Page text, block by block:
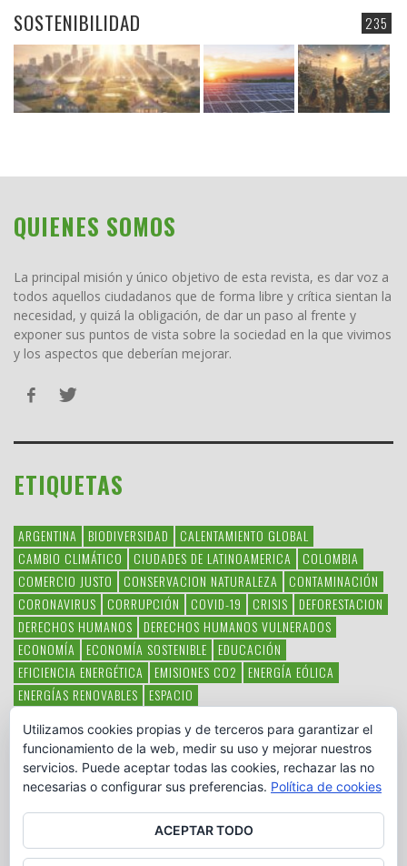
235
SOSTENIBILIDAD
QUIENES SOMOS
La principal misión y único objetivo de esta revista, es dar voz a
todos aquellos ciudadanos que de forma libre y crítica sientan la
necesidad, y quizá la obligación, de dar un paso al frente y
exponer sus puntos de vista sobre la sociedad en la que vivimos
y los aspectos que deberían mejorar.
ETIQUETAS
ARGENTINA BIODIVERSIDAD
CALENTAMIENTO GLOBAL
CAMBIO CLIMÁTICO
CIUDADES DE LATINOAMERICA
COLOMBIA
COMERCIO JUSTO
CONSERVACION NATURALEZA
CONTAMINACIÓN
CORONAVIRUS
CORRUPCIÓN COVID-19 CRISIS
DEFORESTACION
DERECHOS HUMANOS
DERECHOS HUMANOS VULNERADOS
ECONOMÍA
ECONOMÍA SOSTENIBLE
EDUCACIÓN
EFICIENCIA ENERGÉTICA
EMISIONES CO2
ENERGÍA EÓLICA
ENERGÍAS RENOVABLES
ESPACIO
HAMBRE LATINOAMÉRICA MEDIO AMBIENTE
MÉXICO
OBJETIVOS DEL MILENIO
ONGS PAZ POBREZA POESÍA
POLITICA
PUEBLOS INDÍGENAS RSC RSE
SOBERANÍA ALIMENTARIA
SOLIDARIDAD SOSTENIBILIDAD TECNOLOGÍA VERTIDO PETROLEO
Utilizamos cookies propias y de terceros para garantizar el
funcionamiento de la web, medir su uso y mejorar nuestros
servicios. Puede aceptar todas las cookies, rechazar las no
necesarias o configurar sus preferencias. Política de cookies
ACEPTAR TODO